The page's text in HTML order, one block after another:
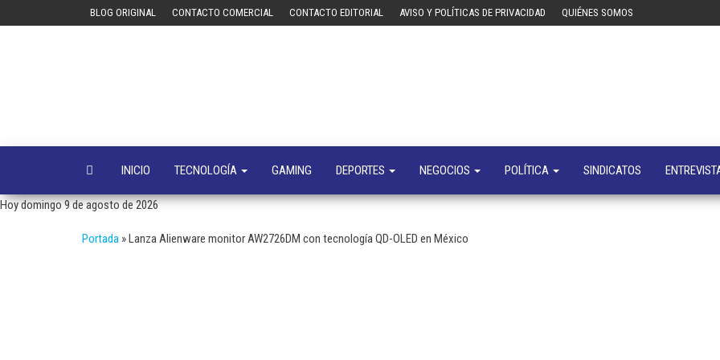
BLOG ORIGINAL CONTACTO COMERCIAL CONTACTO EDITORIAL AVISO Y POLÍTICAS DE PRIVACIDAD QUIÉNES SOMOS
negocios
INICIO TECNOLOGÍA GAMING DEPORTES NEGOCIOS POLÍTICA SINDICATOS
Hoy domingo 9 de agosto de 2026
Portada »Lanza Alienware monitor AW2726DM con tecnología QD-OLED en México